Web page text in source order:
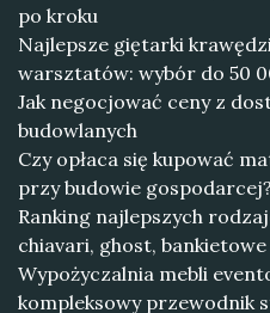
po kroku
Najlepsze giętarki
warsztatów: wybór do 50
Jak negocjować ceny z
budowlanych
Czy opłaca się kupować
przy budowie gospodarcej?
Ranking najlepszych
chiavari, ghost, bankietowe
Wypożyczalnia mebli
kompleksowy przewodnik